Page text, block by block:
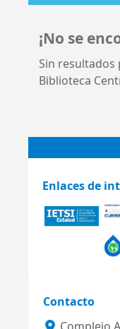
¡No se
Sin resultados
Biblioteca
Enlaces de
Contacto